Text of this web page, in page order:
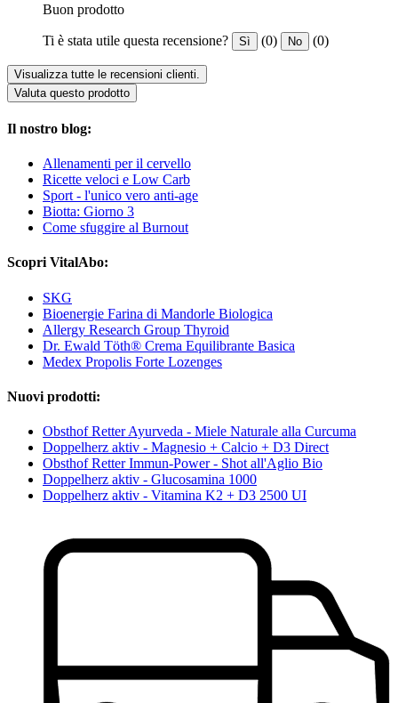
Buon prodotto
Ti è stata utile questa recensione? Sì (0) No (0)
Visualizza tutte le recensioni clienti.
Valuta questo prodotto
Il nostro blog:
Allenamenti per il cervello
Ricette veloci e Low Carb
Sport - l'unico vero anti-age
Biotta: Giorno 3
Come sfuggire al Burnout
Scopri VitalAbo:
SKG
Bioenergie Farina di Mandorle Biologica
Allergy Research Group Thyroid
Dr. Ewald Töth® Crema Equilibrante Basica
Medex Propolis Forte Lozenges
Nuovi prodotti:
Obsthof Retter Ayurveda - Miele Naturale alla Curcuma
Doppelherz aktiv - Magnesio + Calcio + D3 Direct
Obsthof Retter Immun-Power - Shot all'Aglio Bio
Doppelherz aktiv - Glucosamina 1000
Doppelherz aktiv - Vitamina K2 + D3 2500 UI